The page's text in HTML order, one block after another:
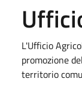
L'Ufficio
promozione
territorio